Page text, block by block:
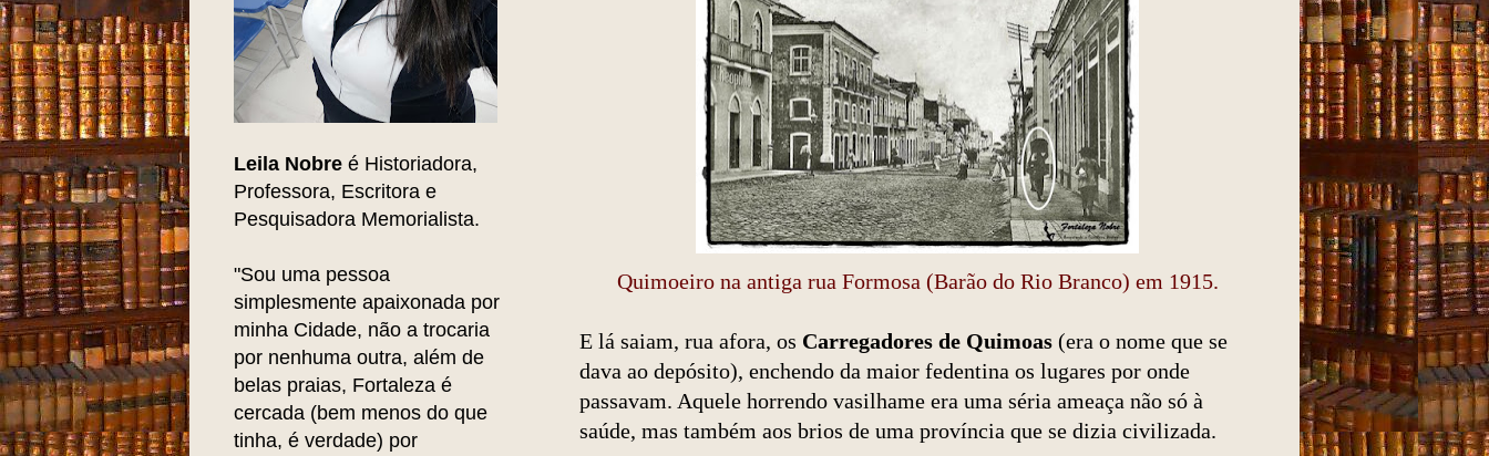
Quimoeiro na antiga rua Formosa (Barão do Rio Branco) em 1915.
E lá saiam, rua afora, os Carregadores de Quimoas (era o nome que se
dava ao depósito), enchendo da maior fedentina os lugares por onde
passavam. Aquele horrendo vasilhame era uma séria ameaça não só à
saúde, mas também aos brios de uma província que se dizia civilizada.
Leila Nobre é Historiadora,
Professora, Escritora e
Pesquisadora Memorialista.
"Sou uma pessoa
simplesmente apaixonada por
minha Cidade, não a trocaria
por nenhuma outra, além de
belas praias, Fortaleza é
cercada (bem menos do que
tinha, é verdade) por